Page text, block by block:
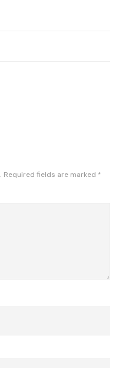
Required fields are marked *